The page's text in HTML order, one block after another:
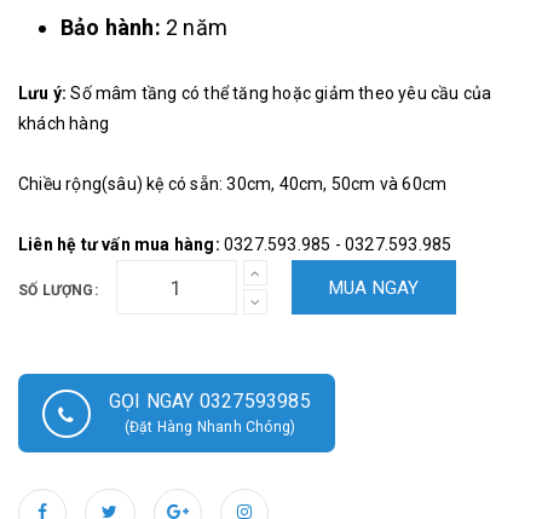
Bảo hành: 2 năm
Lưu ý: Số mâm tầng có thể tăng hoặc giảm theo yêu cầu của
khách hàng
Chiều rộng(sâu) kệ có sẵn: 30cm, 40cm, 50cm và 60cm
Liên hệ tư vấn mua hàng: 0327.593.985 - 0327.593.985
SỐ LƯỢNG: MUA NGAY
GỌI NGAY 0327593985
(Đặt Hàng Nhanh Chóng)